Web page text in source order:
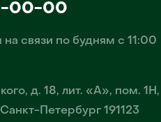
00-00
связи по будням с 11:00
д. 18, лит. «А», пом. 1Н,
Петербург 191123